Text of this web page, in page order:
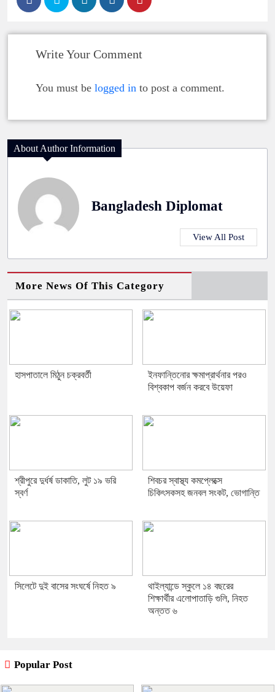
Write Your Comment
You must be logged in to post a comment.
About Author Information
Bangladesh Diplomat
View All Post
More News Of This Category
হাসপাতালে মিঠুন চক্রবর্তী
ইনফান্তিনোর ক্ষমাপ্রার্থনার পরও
বিশ্বকাপ বর্জন করবে উয়েফা
শ্রীপুরে দুর্ধর্ষ ডাকাতি, লুট ১৯ ভরি
স্বর্ণ
শিবচর স্বাস্থ্য কমপ্লেক্সে
চিকিৎসকসহ জনবল সংকট, ভোগান্তি
সিলেটে দুই বাসের সংঘর্ষে নিহত ৯
থাইল্যান্ডে স্কুলে ১৪ বছরের
শিক্ষার্থীর এলোপাতাড়ি গুলি, নিহত
অন্তত ৬
Popular Post